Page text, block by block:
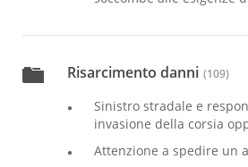
Risarcimento danni (109)
Sinistro stradale e
invasione della corsia
Attenzione a spedire un